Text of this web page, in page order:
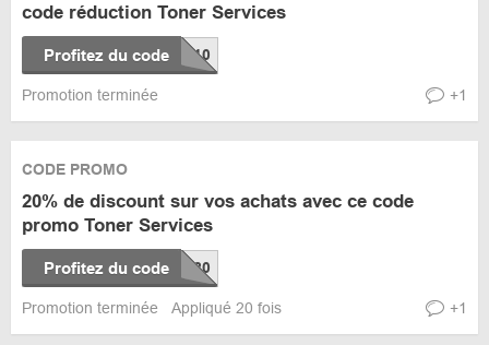
code réduction Toner Services
Profitez du code
Promotion terminée +1
CODE PROMO
20% de discount sur vos achats avec ce code
promo Toner Services
Profitez du code
Promotion terminée Appliqué 20 fois +1